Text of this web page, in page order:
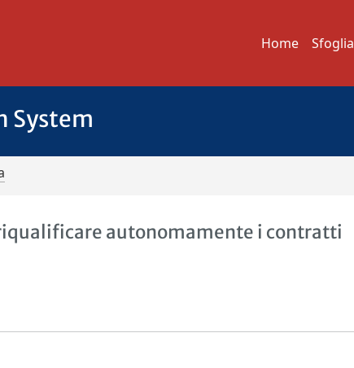
Home Sfoglia
System
autonomamente i contratti